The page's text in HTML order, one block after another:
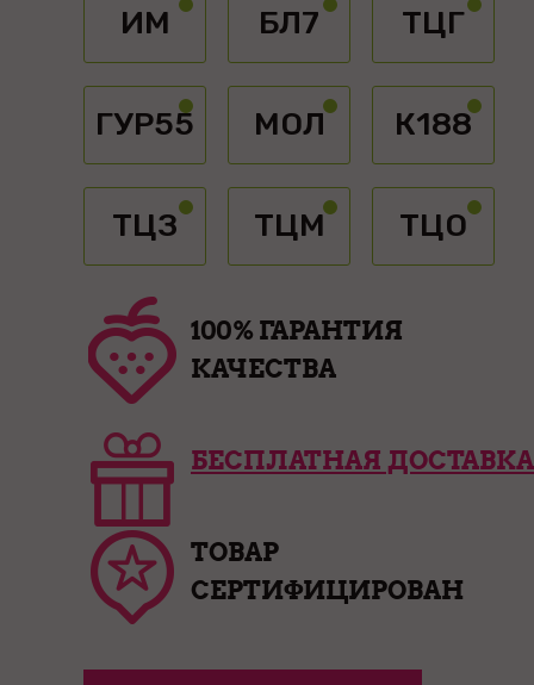
ИМ БЛ7 ТЦГ
ГУР55 МОЛ К188
ТЦЗ ТЦМ ТЦО
100% ГАРАНТИЯ
КАЧЕСТВА
БЕСПЛАТНАЯ ДОСТАВКА
ТОВАР
СЕРТИФИЦИРОВАН